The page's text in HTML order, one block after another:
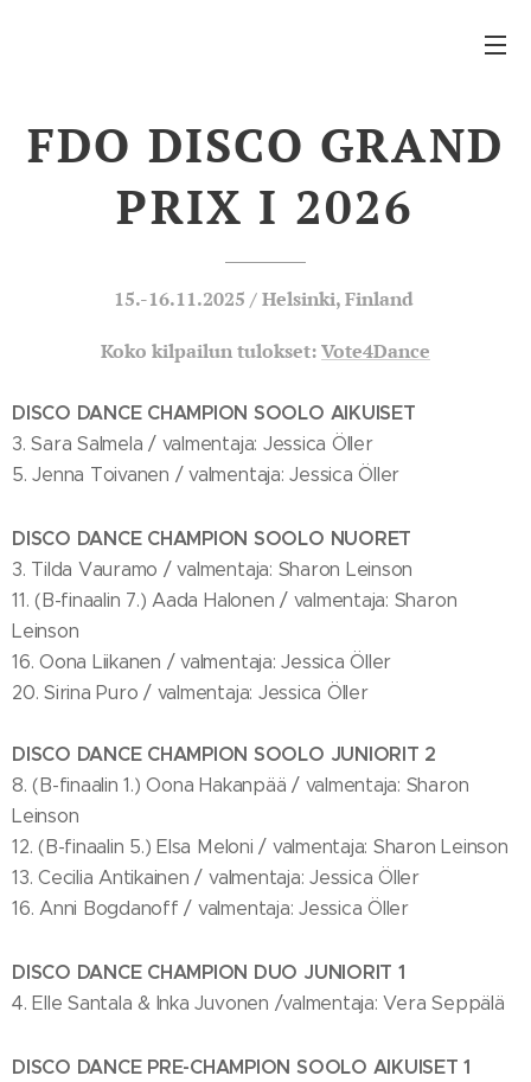
FDO DISCO GRAND
PRIX I 2026
15.-16.11.2025 / Helsinki, Finland
Koko kilpailun tulokset:Vote4Dance
DISCO DANCE CHAMPION SOOLO AIKUISET
3. Sara Salmela / valmentaja: Jessica Öller
5. Jenna Toivanen / valmentaja: Jessica Öller
DISCO DANCE CHAMPION SOOLO NUORET
3. Tilda Vauramo / valmentaja: Sharon Leinson
11. (B-finaalin 7.) Aada Halonen / valmentaja: Sharon
Leinson
16. Oona Liikanen / valmentaja: Jessica Öller
20. Sirina Puro / valmentaja: Jessica Öller
DISCO DANCE CHAMPION SOOLO JUNIORIT 2
8. (B-finaalin 1.) Oona Hakanpää / valmentaja: Sharon
Leinson
12. (B-finaalin 5.) Elsa Meloni / valmentaja: Sharon Leinson
13. Cecilia Antikainen / valmentaja: Jessica Öller
16. Anni Bogdanoff / valmentaja: Jessica Öller
DISCO DANCE CHAMPION DUO JUNIORIT 1
4. Elle Santala & Inka Juvonen /valmentaja: Vera Seppälä
DISCO DANCE PRE-CHAMPION SOOLO AIKUISET 1